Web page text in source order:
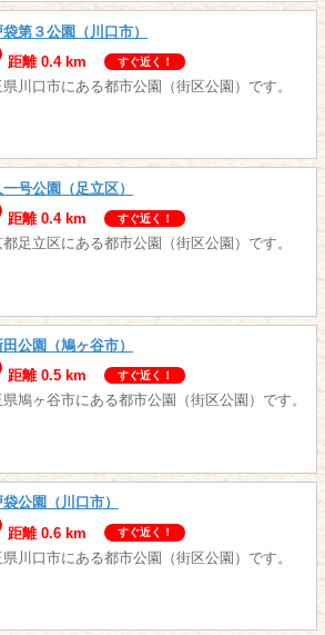
第３公園（川口市）
距離 0.4 km
すぐ近く！
川口市にある都市公園（街区公園）です。
号公園（足立区）
距離 0.4 km
すぐ近く！
足立区にある都市公園（街区公園）です。
田公園（鳩ヶ谷市）
距離 0.5 km
すぐ近く！
鳩ヶ谷市にある都市公園（街区公園）です。
公園（川口市）
距離 0.6 km
すぐ近く！
川口市にある都市公園（街区公園）です。